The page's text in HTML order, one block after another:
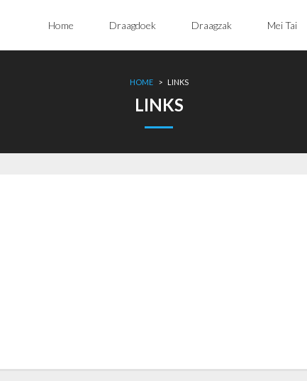
Home Draagdoek Draagzak Mei Tai
HOME > LINKS
LINKS